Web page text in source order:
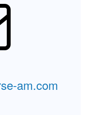
am.com
sommes fermés et
ni au téléphone ni
message. Nous